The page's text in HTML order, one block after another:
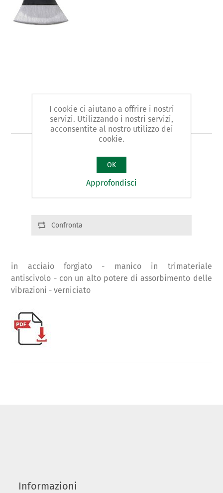
Art. 829 - accetta - PROMO
Varianti del prodotto
Cod.: 82902 | Peso:600g | L:345
Confronta
in acciaio forgiato - manico in trimateriale
antiscivolo - con un alto potere di assorbimento delle
vibrazioni - verniciato
Informazioni
I cookie ci aiutano a offrire i nostri
servizi. Utilizzando i nostri servizi,
acconsentite al nostro utilizzo dei
cookie.
OK
Approfondisci